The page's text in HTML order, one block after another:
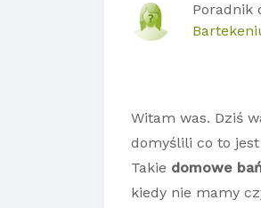
Poradnik
Witam was. Dziś
domyślili co to
Takie domowe
kiedy nie mamy